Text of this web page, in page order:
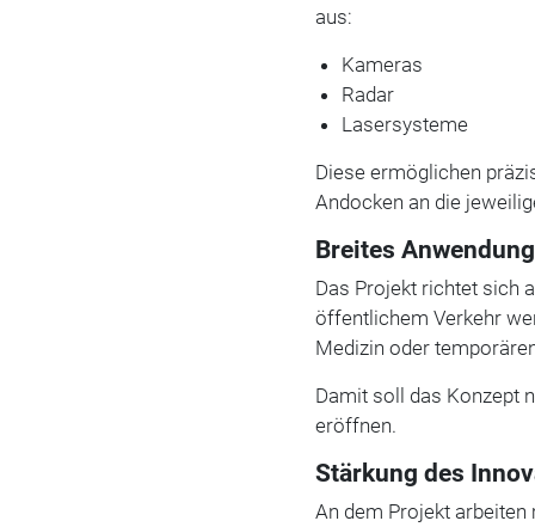
aus:
Kameras
Radar
Lasersysteme
Diese ermöglichen
Andocken an die
Breites
Das Projekt richtet sich
öffentlichem Verkehr
Medizin oder
Damit soll das Konzept
eröffnen.
Stärkung des
An dem Projekt